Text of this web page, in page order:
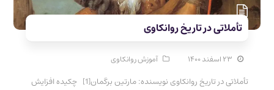
تأملاتی در تاریخ روانکاوی
۲۳ اسفند ۱۴۰۰ آموزش روانکاوی
تأملاتی در تاریخ روانکاوی نویسنده: مارتین برگمان[1] چکیده افزایش